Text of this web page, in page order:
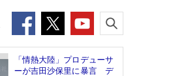
「情熱大陸」プロデューサ
ーが吉田沙保里に暴言 デ